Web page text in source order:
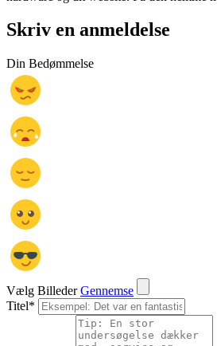
Skriv en anmeldelse
Din Bedømmelse
Vælg Billeder Gennemse
Titel*